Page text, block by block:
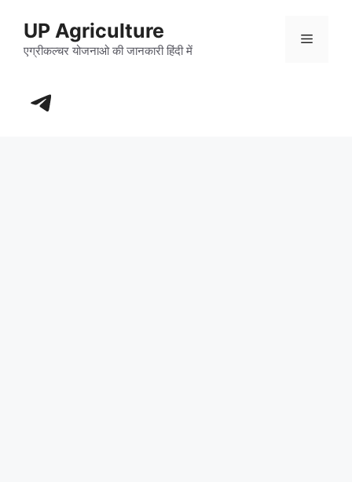
content
UP Agriculture
एग्रीकल्चर योजनाओ की जानकारी हिंदी में
Menu
https://t.me/+_dXT-DwpRj03ZDhl